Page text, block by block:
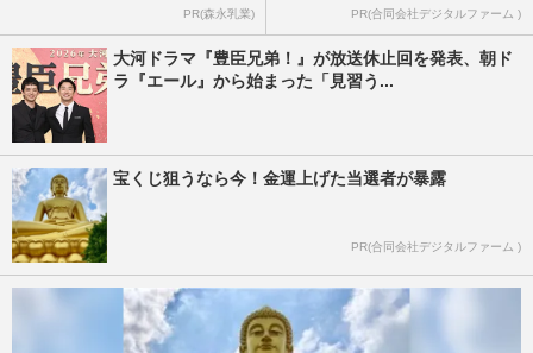
PR(森永乳業) PR(合同会社デジタルファーム )
大河ドラマ『豊臣兄弟！』が放送休止回を発表、朝ド
ラ『エール』から始まった「見習う...
宝くじ狙うなら今！金運上げた当選者が暴露
PR(合同会社デジタルファーム )